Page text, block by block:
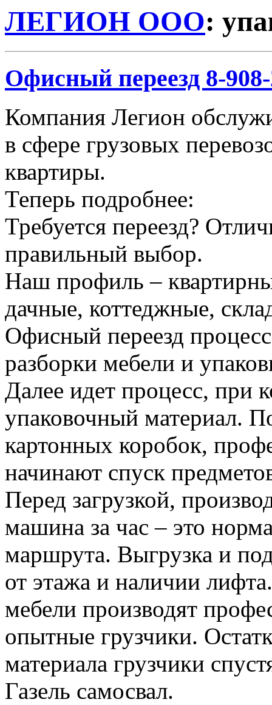
ЛЕГИОН ООО:
Офисный переезд 8-
Компания Легион
в сфере грузовых
квартиры.
Теперь подробнее:
Требуется переезд?
правильный выбор.
Наш профиль –
дачные, коттеджные,
Офисный переезд
разборки мебели и
Далее идет процесс, при
упаковочный материал.
картонных коробок,
начинают спуск
Перед загрузкой,
машина за час – это
маршрута. Выгрузка и
от этажа и наличии
мебели производят
опытные грузчики.
материала грузчики
Газель самосвал.